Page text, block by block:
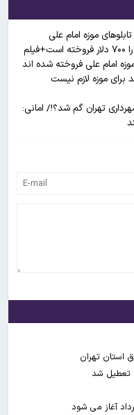
موزه امام علی
امام علی فروخته شده اند
برای موزه لازم نیست
علی شهرداری تهران گم شد؟!/ امانی:
استان تهران
تعطیل شد